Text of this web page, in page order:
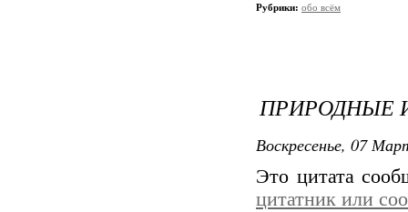
Рубрики: обо всём
ПРИРОДНЫЕ
Воскресенье, 07
Это цитата
цитатник или